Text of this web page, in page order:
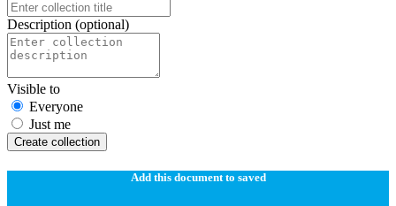
Description (optional)
Visible to
Everyone
Just me
Create collection
Add this document to saved